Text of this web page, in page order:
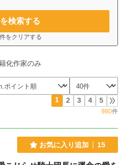
検索する
をクリアする
化作家のみ
1 2 3 4 5
980件
お気に入り追加 15